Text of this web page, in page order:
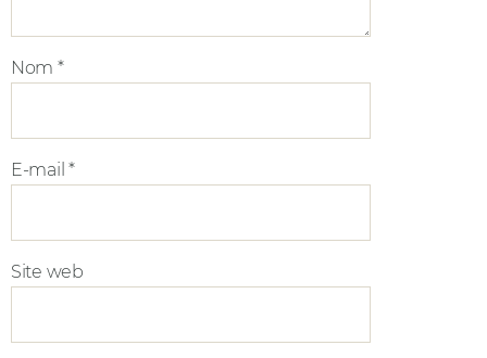
Nom *
E-mail*
Site web